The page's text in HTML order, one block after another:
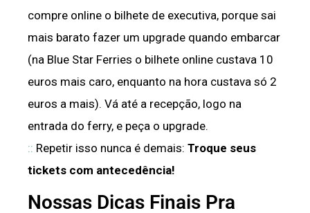
compre online o bilhete de executiva, porque sai
mais barato fazer um upgrade quando embarcar
(na Blue Star Ferries o bilhete online custava 10
euros mais caro, enquanto na hora custava só 2
euros a mais). Vá até a recepção, logo na
entrada do ferry, e peça o upgrade.
:: Repetir isso nunca é demais: Troque seus
tickets com antecedência!
Nossas Dicas Finais Pra